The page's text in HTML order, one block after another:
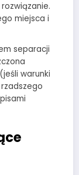
miejsca i
separacji
warunki